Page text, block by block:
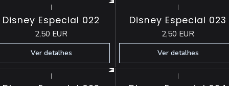
|
Disney Especial 022
2,50 EUR
Ver detalhes
|
Disney Especial 023
2,50 EUR
Ver detalhes
| |